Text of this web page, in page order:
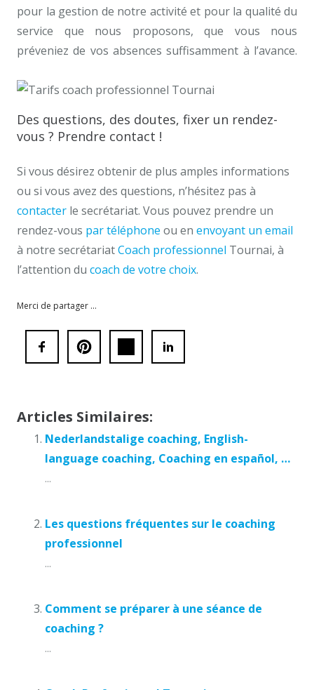
pour la gestion de notre activité et pour la qualité du
service que nous proposons, que vous nous
préveniez de vos absences suffisamment à l’avance.
Des questions, des doutes, fixer un rendez-
vous ? Prendre contact !
Si vous désirez obtenir de plus amples informations
ou si vous avez des questions, n’hésitez pas à
contacter le secrétariat. Vous pouvez prendre un
rendez-vous par téléphone ou en envoyant un email
à notre secrétariatCoach professionnel Tournai, à
l’attention du coach de votre choix.
Merci de partager ...
Articles Similaires:
Nederlandstalige coaching, English-
language coaching, Coaching en español, …
...
Les questions fréquentes sur le coaching
professionnel
...
Comment se préparer à une séance de
coaching ?
...